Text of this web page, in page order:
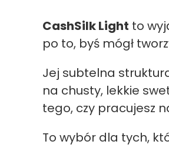
CashSilk Light to
po to, byś mógł
Jej subtelna
na chusty, lekkie
tego, czy pracujesz
To wybór dla tych,